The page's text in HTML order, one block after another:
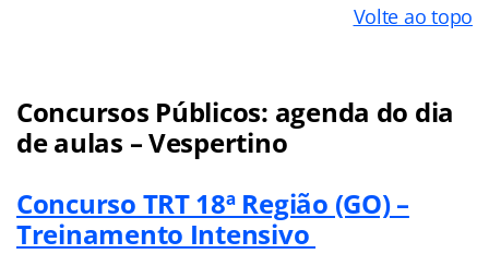
Volte ao topo
Concursos Públicos: agenda do dia
de aulas – Vespertino
Concurso TRT 18ª Região (GO) –
Treinamento Intensivo